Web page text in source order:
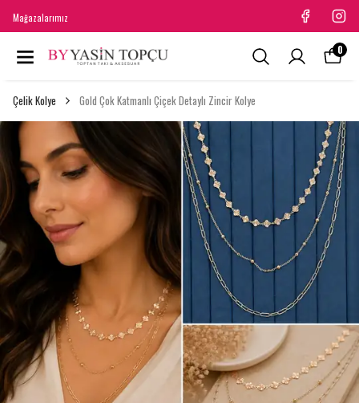
Mağazalarımız
0
Çelik Kolye Gold Çok Katmanlı Çiçek Detaylı Zincir Kolye